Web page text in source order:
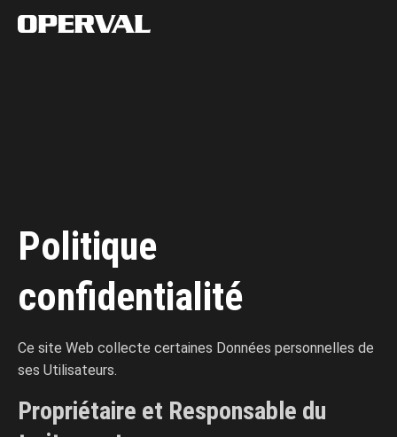
Politique
confidentialité
Ce site Web collecte certaines Données personnelles de
ses Utilisateurs.
Propriétaire et Responsable du